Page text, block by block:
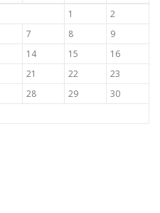
1
2
7 8
9
14 15
16
21 22
23
28 29
30